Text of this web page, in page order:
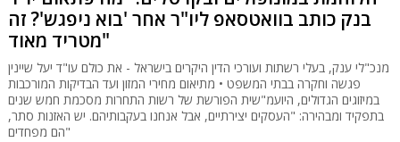
בנק כותב בוואטסאפ ליו"ר אחר 'בוא ניפגש'? זה
מטריד מאוד"
מנכ"לי ענק, בעלי רשתות ועורכי הדין היקרים בישראל - את כולם עו"ד יעל שיינין
פגשה וחקרה בבתי המשפט • מתיאום מחירי המזון ועד הבדיקות המורכבות
במיזוגים הגדולים, היועמ"שית הפורשת של רשות התחרות מסכמת חמש שנים
בתפקיד ומבהירה: "העסקים יצירתיים, אבל אנחנו בעקבותיהם. יש האזנות סתר,
הם מפחדים"